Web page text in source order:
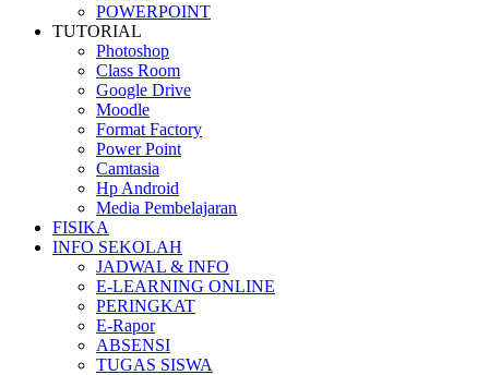
POWERPOINT
TUTORIAL
Photoshop
Class Room
Google Drive
Moodle
Format Factory
Power Point
Camtasia
Hp Android
Media Pembelajaran
FISIKA
INFO SEKOLAH
JADWAL & INFO
E-LEARNING ONLINE
PERINGKAT
E-Rapor
ABSENSI
TUGAS SISWA